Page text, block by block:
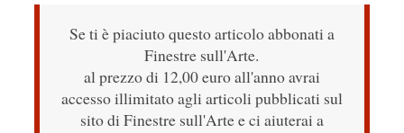
Se ti è piaciuto questo articolo abbonati a
Finestre sull'Arte.
al prezzo di 12,00 euro all'anno avrai
accesso illimitato agli articoli pubblicati sul
sito di Finestre sull'Arte e ci aiuterai a